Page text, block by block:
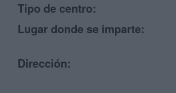
Tipo de centro:
Lugar donde se imparte:
Dirección: